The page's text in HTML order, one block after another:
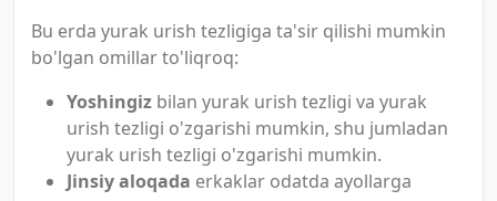
Bu erda yurak urish tezligiga ta'sir qilishi mumkin
bo'lgan omillar to'liqroq:
Yoshingiz bilan yurak urish tezligi va yurak
urish tezligi o'zgarishi mumkin, shu jumladan
yurak urish tezligi o'zgarishi mumkin.
Jinsiy aloqada erkaklar odatda ayollarga